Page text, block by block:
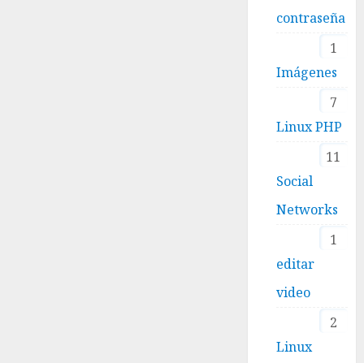
contraseña
1
Imágenes
7
Linux PHP
11
Social
Networks
1
editar
video
2
Linux